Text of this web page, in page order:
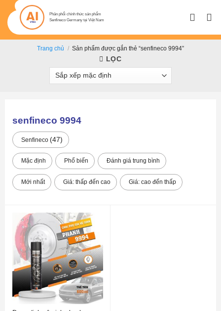
qua
nội
Phân phối chính thức sản phẩm
Senfineco Germany tại Việt Nam
Trang chủ / Sản phẩm được gắn thẻ “senfineco 9994”
LỌC
senfineco 9994
Senfineco 47
Mặc định Phổ biến Đánh giá trung bình
Mới nhất Giá: thấp đến cao Giá: cao đến thấp